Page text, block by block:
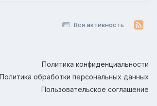
Вся активность
Политика конфиденциальности
Политика обработки персональных данных
Пользовательское соглашение